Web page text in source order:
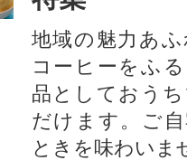
地域の魅力あ
コーヒーをふ
品としておう
だけます。ご
ときを味わいま